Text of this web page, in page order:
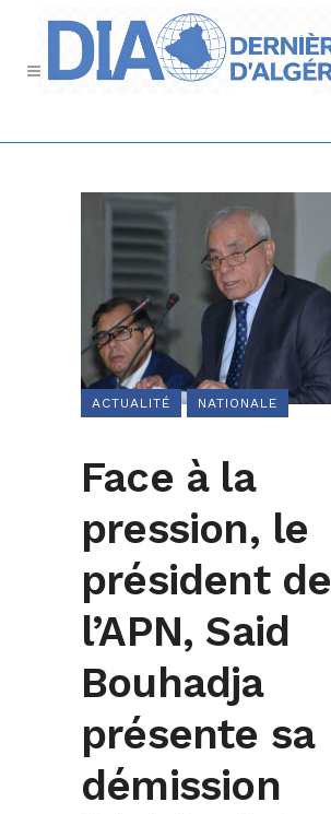
ACTUALITÉ NATIONALE
Face à la
pression, le
président de
l’APN, Said
Bouhadja
présente sa
démission